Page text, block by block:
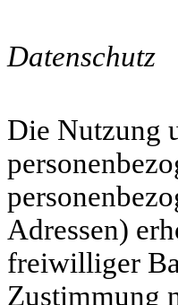
Datenschutz
Die Nutzung
Adressen)
freiwilliger
Zustimmung